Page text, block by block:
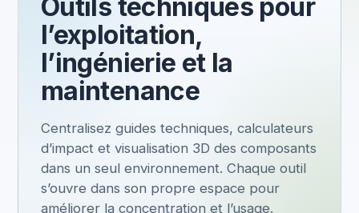
Outils techniques pour
l’exploitation,
l’ingénierie et la
maintenance
Centralisez guides techniques, calculateurs
d’impact et visualisation 3D des composants
dans un seul environnement. Chaque outil
s’ouvre dans son propre espace pour
améliorer la concentration et l’usage.